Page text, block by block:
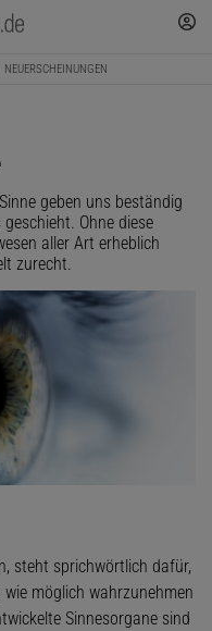
NEUERSCHEINUNGEN
geben uns beständig
Ohne diese
aller Art erheblich
zurecht.
steht sprichwörtlich dafür,
möglich wahrzunehmen
Sinnesorgane sind